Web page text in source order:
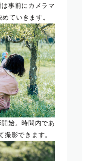
事前にカメラマ
ていきます。
始。時間内であ
撮影できます。